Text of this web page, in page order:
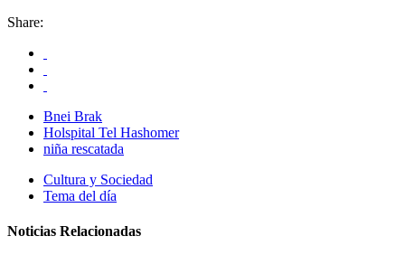
Share:
Bnei Brak
Holspital Tel Hashomer
niña rescatada
Cultura y Sociedad
Tema del día
Noticias Relacionadas